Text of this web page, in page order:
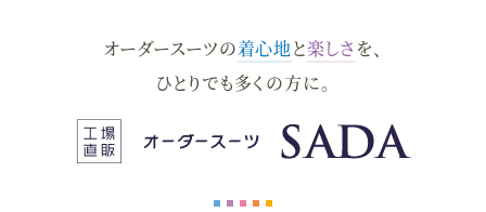
ー
ス
ー
ス
ー
ー
ス
ー
ー
ス
ス
オーダースーツの着心地と楽しさ を、
ひとりでも多くの方に。